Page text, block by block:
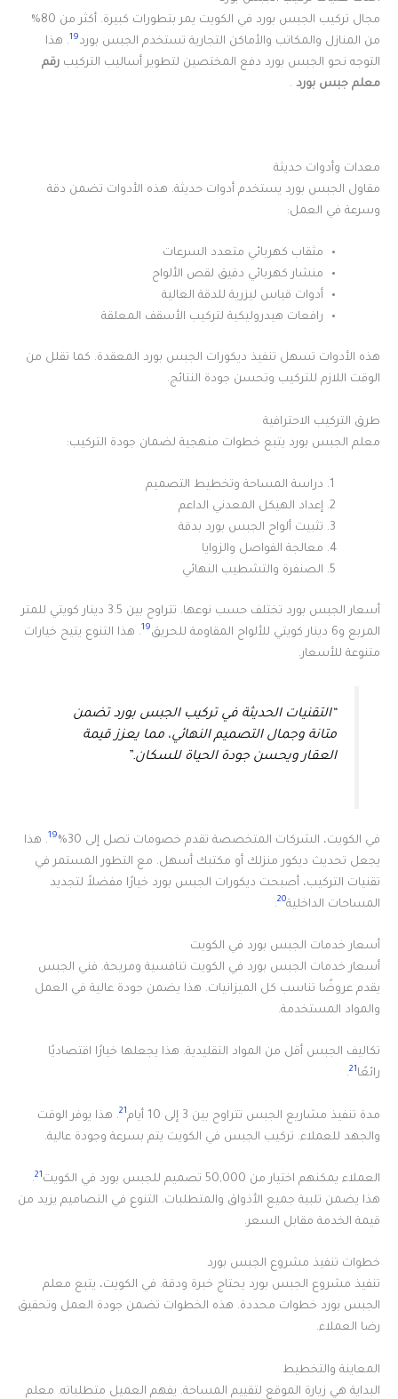
مجال تركيب الجبس بورد في الكويت يمر بتطورات كبيرة. أكثر من 80%
من المنازل والمكاتب والأماكن التجارية تستخدم الجبس بورد19. هذا
التوجه نحو الجبس بورد دفع المختصين لتطوير أساليب التركيب رقم
معلم جبس بورد .
معدات وأدوات حديثة
مقاول الجبس بورد يستخدم أدوات حديثة. هذه الأدوات تضمن دقة
وسرعة في العمل:
مثقاب كهربائي متعدد السرعات
منشار كهربائي دقيق لقص الألواح
أدوات قياس ليزرية للدقة العالية
رافعات هيدروليكية لتركيب الأسقف المعلقة
هذه الأدوات تسهل تنفيذ ديكورات الجبس بورد المعقدة. كما تقلل من
الوقت اللازم للتركيب وتحسن جودة النتائج.
طرق التركيب الاحترافية
معلم الجبس بورد يتبع خطوات منهجية لضمان جودة التركيب:
دراسة المساحة وتخطيط التصميم
إعداد الهيكل المعدني الداعم
تثبيت ألواح الجبس بورد بدقة
معالجة الفواصل والزوايا
الصنفرة والتشطيب النهائي
أسعار الجبس بورد تختلف حسب نوعها. تتراوح بين 3.5 دينار كويتي للمتر
المربع و6 دينار كويتي للألواح المقاومة للحريق
19. هذا التنوع يتيح خيارات
متنوعة للأسعار.
“التقنيات الحديثة في تركيب الجبس بورد تضمن
متانة وجمال التصميم النهائي، مما يعزز قيمة
العقار ويحسن جودة الحياة للسكان.”
في الكويت، الشركات المتخصصة تقدم خصومات تصل إلى 30% 19. هذا
يجعل تحديث ديكور منزلك أو مكتبك أسهل. مع التطور المستمر في
تقنيات التركيب، أصبحت ديكورات الجبس بورد خيارًا مفضلاً لتجديد
المساحات الداخلية20
.
أسعار خدمات الجبس بورد في الكويت
أسعار خدمات الجبس بورد في الكويت تنافسية ومريحة. فني الجبس
يقدم عروضًا تناسب كل الميزانيات. هذا يضمن جودة عالية في العمل
والمواد المستخدمة.
تكاليف الجبس أقل من المواد التقليدية. هذا يجعلها خيارًا اقتصاديًا
رائعًا21
.
مدة تنفيذ مشاريع الجبس تتراوح بين 3 إلى 10 أيام 21. هذا يوفر الوقت
والجهد للعملاء. تركيب الجبس في الكويت يتم بسرعة وجودة عالية.
العملاء يمكنهم اختيار من 50,000 تصميم للجبس بورد في الكويت 21
.
هذا يضمن تلبية جميع الأذواق والمتطلبات. التنوع في التصاميم يزيد من
قيمة الخدمة مقابل السعر.
خطوات تنفيذ مشروع الجبس بورد
تنفيذ مشروع الجبس بورد يحتاج خبرة ودقة. في الكويت، يتبع معلم
الجبس بورد خطوات محددة. هذه الخطوات تضمن جودة العمل وتحقيق
رضا العملاء.
المعاينة والتخطيط
البداية هي زيارة الموقع لتقييم المساحة. يفهم العميل متطلباته. معلم